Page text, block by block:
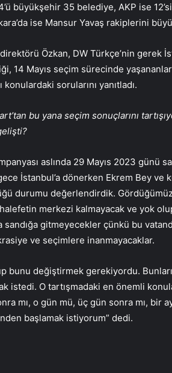
büyükşehir 35 belediye, AKP ise
ise Mansur Yavaş rakiplerini
Özkan, DW Türkçe’nin gerek
14 Mayıs seçim sürecinde
sorularını yanıtladı.
bu yana seçim sonuçlarını
aslında 29 Mayıs 2023 günü
gece İstanbul’a dönerken Ekrem Bey
durumu değerlendirdik.
merkezi kalmayacak ve yok
sandığa gitmeyecekler çünkü bu
ve seçimlere inanmayacaklar.
bunu değiştirmek gerekiyordu.
istedi. O tartışmadaki en önemli
mı, o gün mü, üç gün sonra mı, bir
başlamak istiyorum” dedi.